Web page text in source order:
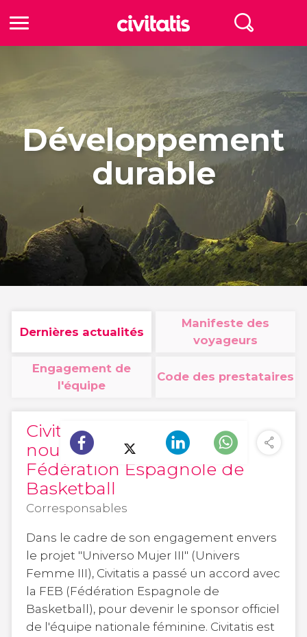
Développement
durable
Dernières actualités
Manifeste des
voyageurs
Engagement de
l'équipe
Code des prestataires
Civitatis commence un
nouveau voyage avec la
Fédération Espagnole de
Basketball
Corresponsables
Dans le cadre de son engagement envers
le projet "Universo Mujer III" (Univers
Femme III), Civitatis a passé un accord avec
la FEB (Fédération Espagnole de
Basketball), pour devenir le sponsor officiel
de l'équipe nationale féminine. Civitatis est